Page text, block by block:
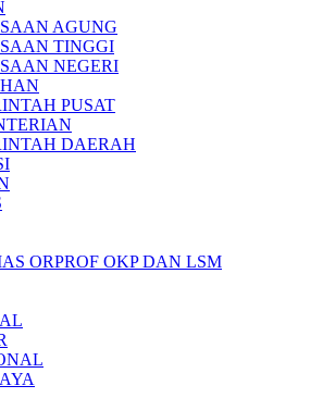
AGUNG
TINGGI
NEGERI
PUSAT
DAERAH
ORPROF OKP DAN LSM